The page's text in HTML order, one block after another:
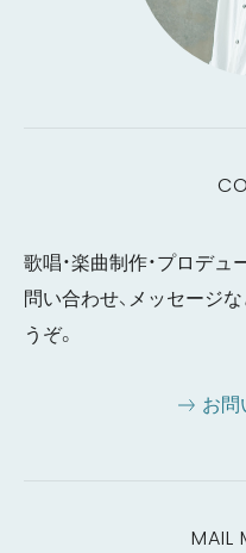
歌唱・楽曲制作・プロデュ
問い合わせ、メッセージ
うぞ。
お問
MAIL